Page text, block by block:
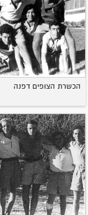
הכשרת הצופים דפנה